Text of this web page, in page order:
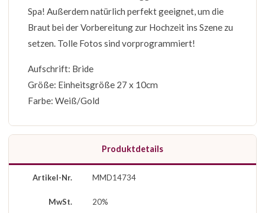
Spa! Außerdem natürlich perfekt geeignet, um die
Braut bei der Vorbereitung zur Hochzeit ins Szene zu
setzen. Tolle Fotos sind vorprogrammiert!
Aufschrift: Bride
Größe: Einheitsgröße 27 x 10cm
Farbe: Weiß/Gold
Produktdetails
Artikel-Nr. MMD14734
MwSt. 20%